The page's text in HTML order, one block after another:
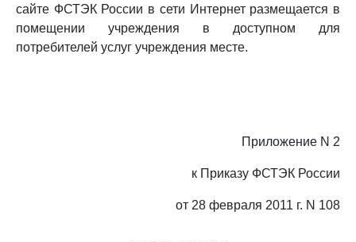
сайте ФСТЭК России в сети Интернет размещается в
помещении учреждения в доступном для
потребителей услуг учреждения месте.
Приложение N 2
к Приказу ФСТЭК России
от 28 февраля 2011 г. N 108